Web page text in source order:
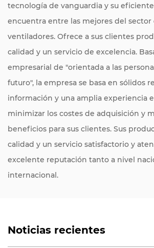
tecnología de vanguardia y su
encuentra entre las mejores del sector
ventiladores. Ofrece a sus clientes
calidad y un servicio de excelencia.
empresarial de "orientada a las
futuro", la empresa se basa en sólidos
información y una amplia experiencia
minimizar los costes de adquisición y
beneficios para sus clientes. Sus
calidad y un servicio satisfactorio y
excelente reputación tanto a nivel
internacional.
Noticias recientes